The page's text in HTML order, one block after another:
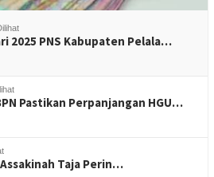
2025 PNS Kabupaten Pelala…
Pastikan Perpanjangan HGU…
Assakinah Taja Perin…